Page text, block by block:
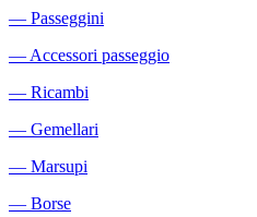
― Passeggini
― Accessori passeggio
― Ricambi
― Gemellari
― Marsupi
― Borse